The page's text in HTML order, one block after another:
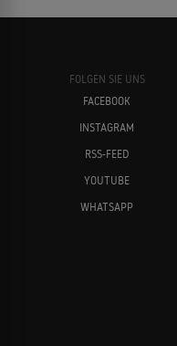
FOLGEN SIE UNS
FACEBOOK
INSTAGRAM
RSS-FEED
YOUTUBE
WHATSAPP